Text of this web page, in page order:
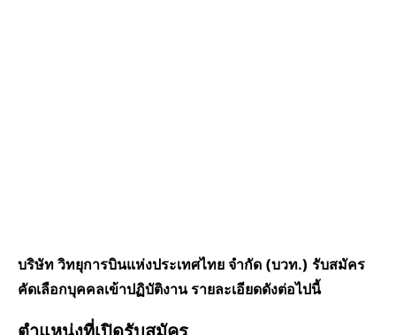
บริษัท วิทยุการบินแห่งประเทศไทย จำกัด (บวท.) รับสมัคร
คัดเลือกบุคคลเข้าปฏิบัติงาน รายละเอียดดังต่อไปนี้